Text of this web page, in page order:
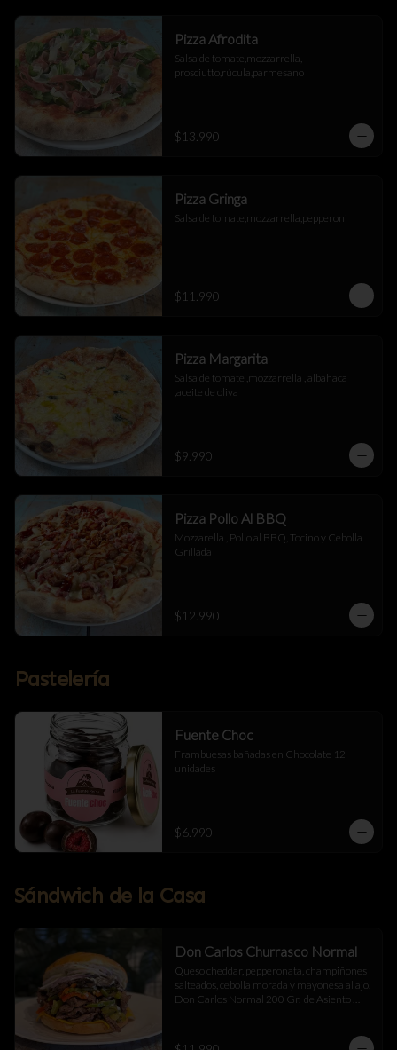
Pizza Afrodita
Salsa de tomate,mozzarrella,
prosciutto,rúcula,parmesano
$13.990
Pizza Gringa
Salsa de tomate,mozzarrella,pepperoni
$11.990
Pizza Margarita
Salsa de tomate ,mozzarrella , albahaca
,aceite de oliva
$9.990
Pizza Pollo Al BBQ
Mozzarella , Pollo al BBQ, Tocino y Cebolla
Grillada
$12.990
Pastelería
Fuente Choc
Frambuesas bañadas en Chocolate 12
unidades
$6.990
Sándwich de la Casa
Don Carlos Churrasco Normal
Queso cheddar, pepperonata, champiñones
salteados, cebolla morada y mayonesa al ajo.
Don Carlos Normal 200 Gr.  de Asiento